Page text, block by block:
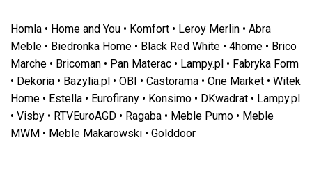
Homla • Home and You • Komfort • Leroy Merlin • Abra
Meble • Biedronka Home • Black Red White • 4home • Brico
Marche • Bricoman • Pan Materac • Lampy.pl • Fabryka Form
• Dekoria • Bazylia.pl • OBI • Castorama • One Market • Witek
Home • Estella • Eurofirany • Konsimo • DKwadrat • Lampy.pl
• Visby • RTVEuroAGD • Ragaba • Meble Pumo • Meble
MWM • Meble Makarowski • Golddoor